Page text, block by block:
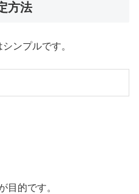
方法
ンプルです。
目的です。